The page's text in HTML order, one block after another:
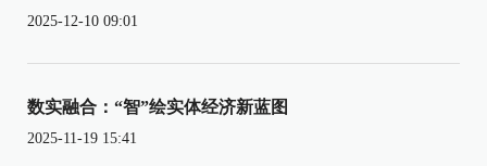
2025-12-10 09:01
数实融合：“智”绘实体经济新蓝图
2025-11-19 15:41